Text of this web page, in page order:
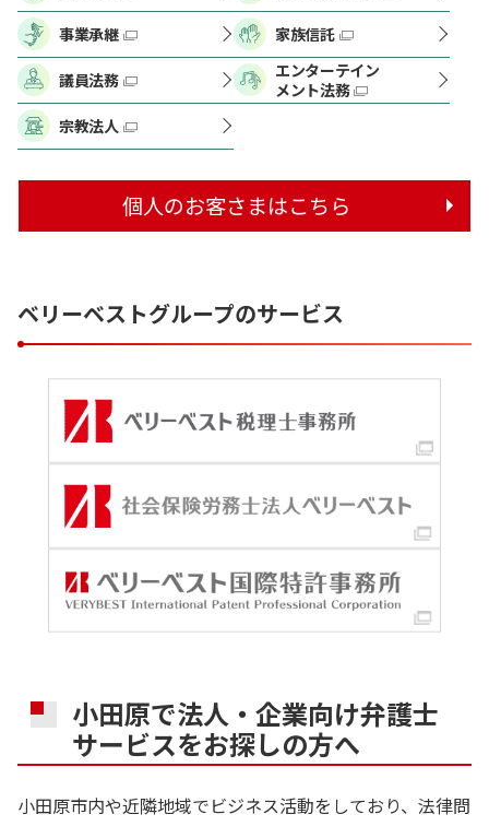
事業承継 家族信託
議員法務
エンターテイン
メント法務
宗教法人
個人のお客さまはこちら
ベリーベストグループのサービス
小田原で法人・企業向け弁護士
サービスをお探しの方へ
小田原市内や近隣地域でビジネス活動をしており、法律問